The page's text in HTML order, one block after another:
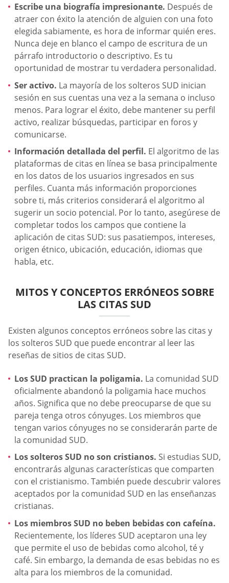
Escribe una biografía impresionante. Después de
atraer con éxito la atención de alguien con una foto
elegida sabiamente, es hora de informar quién eres.
Nunca deje en blanco el campo de escritura de un
párrafo introductorio o descriptivo. Es tu
oportunidad de mostrar tu verdadera personalidad.
Ser activo. La mayoría de los solteros SUD inician
sesión en sus cuentas una vez a la semana o incluso
menos. Para lograr el éxito, debe mantener su perfil
activo, realizar búsquedas, participar en foros y
comunicarse.
Información detallada del perfil. El algoritmo de las
plataformas de citas en línea se basa principalmente
en los datos de los usuarios ingresados en sus
perfiles. Cuanta más información proporciones
sobre ti, más criterios considerará el algoritmo al
sugerir un socio potencial. Por lo tanto, asegúrese de
completar todos los campos que contiene la
aplicación de citas SUD: sus pasatiempos, intereses,
origen étnico, ubicación, educación, idiomas que
habla, etc.
MITOS Y CONCEPTOS ERRÓNEOS SOBRE
LAS CITAS SUD
Existen algunos conceptos erróneos sobre las citas y
los solteros SUD que puede encontrar al leer las
reseñas de sitios de citas SUD.
Los SUD practican la poligamia. La comunidad SUD
oficialmente abandonó la poligamia hace muchos
años. Significa que no debe preocuparse de que su
pareja tenga otros cónyuges. Los miembros que
tengan varios cónyuges no se considerarán parte de
la comunidad SUD.
Los solteros SUD no son cristianos. Si estudias SUD,
encontrarás algunas características que comparten
con el cristianismo. También puede descubrir valores
aceptados por la comunidad SUD en las enseñanzas
cristianas.
Los miembros SUD no beben bebidas con cafeína.
Recientemente, los líderes SUD aceptaron una ley
que permite el uso de bebidas como alcohol, té y
café. Sin embargo, la demanda de esas bebidas no es
alta para los miembros de la comunidad.